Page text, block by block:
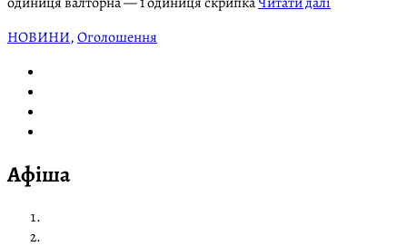
НОВИНИ,Оголошення
Афіша